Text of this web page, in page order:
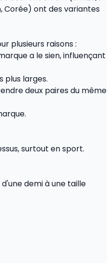
Corée) ont des variantes
plusieurs raisons :
a le sien, influençant
plus larges.
deux paires du même
surtout en sport.
demi à une taille